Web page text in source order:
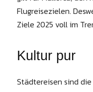
Flugreisezielen.
Ziele 2025 voll im
Kultur pur
Städtereisen sind